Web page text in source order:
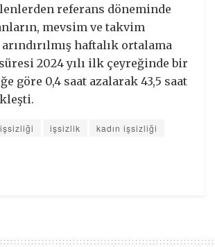
referans döneminde
mevsim ve takvim
haftalık ortalama
2024 yılı ilk çeyreğinde bir
göre 0,4 saat azalarak 43,5 saat
işsizlik
kadın işsizliği